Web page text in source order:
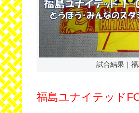
試合結果｜
福島ユナイテッド